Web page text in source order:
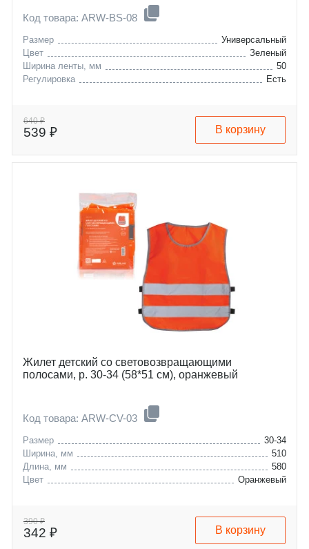
Код товара: ARW-BS-08
Размер
Универсальный
Цвет
Зеленый
Ширина ленты, мм
50
Регулировка
Есть
640 ₽
539 ₽ В корзину
Жилет детский со световозвращающими
полосами, р. 30-34 (58*51 см), оранжевый
Код товара: ARW-CV-03
Размер
30-34
Ширина, мм
510
Длина, мм
580
Цвет
Оранжевый
390 ₽
342 ₽ В корзину